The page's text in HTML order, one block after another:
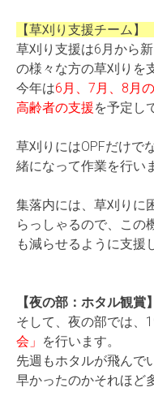
【草刈り支援チーム】
草刈り支援は6月から
の様々な方の草刈りを
今年は6月、7月、8月
高齢者の支援を予定し
草刈りにはOPFだけで
緒になって作業を行い
集落内には、草刈りに
らっしゃるので、この
も減らせるように支援
【夜の部：ホタル観賞】
そして、夜の部では、
会」 を行います。
先週もホタルが飛んで
早かったのかそれほど